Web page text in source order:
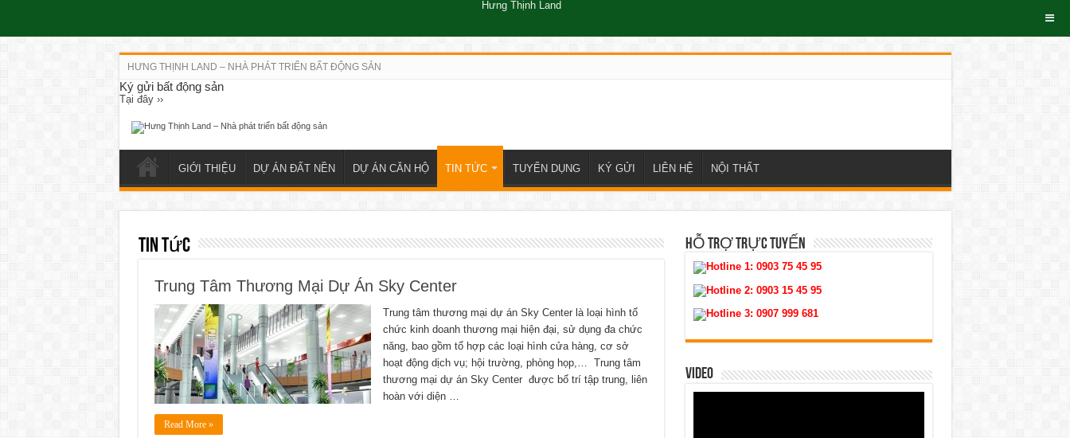
HƯNG THỊNH LAND – NHÀ PHÁT TRIỂN BẤT ĐỘNG SẢN
Ký gửi bất động sản
Tại đây ››
GIỚI THIỆU DỰ ÁN ĐẤT NỀN DỰ ÁN CĂN HỘ TIN TỨC TUYỂN DỤNG KÝ GỬI LIÊN HỆ NỘI THẤT
Tin Tức
Trung Tâm Thương Mại Dự Án Sky Center
Trung tâm thương mại dự án Sky Center là loại hình tổ
chức kinh doanh thương mại hiện đại, sử dụng đa chức
năng, bao gồm tổ hợp các loại hình cửa hàng, cơ sở
hoạt động dịch vụ; hội trường, phòng họp,… Trung tâm
thương mại dự án Sky Center được bố trí tập trung, liên
hoàn với diện …
Read More »
HỖ TRỢ TRỰC TUYẾN
Hotline 1: 0903 75 45 95
Hotline 2: 0903 15 45 95
Hotline 3: 0907 999 681
VIDEO
Hưng Thịnh Land